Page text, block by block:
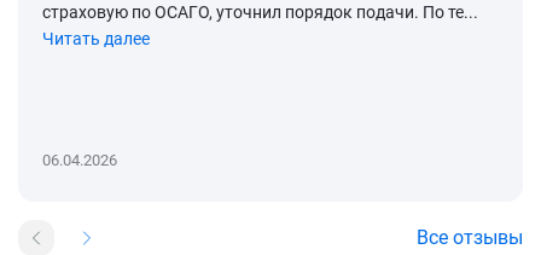
страховую по ОСАГО, уточнил порядок подачи. По те...
Читать далее
06.04.2026
Все отзывы